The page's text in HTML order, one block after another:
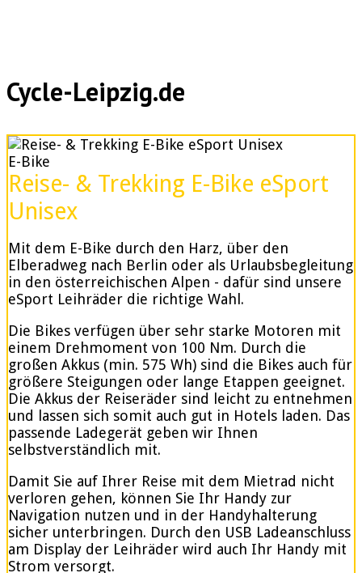
Cycle-Leipzig.de
E-Bike
Reise- & Trekking E-Bike eSport
Unisex
Mit dem E-Bike durch den Harz, über den
Elberadweg nach Berlin oder als Urlaubsbegleitung
in den österreichischen Alpen - dafür sind unsere
eSport Leihräder die richtige Wahl.
Die Bikes verfügen über sehr starke Motoren mit
einem Drehmoment von 100 Nm. Durch die
großen Akkus (min. 575 Wh) sind die Bikes auch für
größere Steigungen oder lange Etappen geeignet.
Die Akkus der Reiseräder sind leicht zu entnehmen
und lassen sich somit auch gut in Hotels laden. Das
passende Ladegerät geben wir Ihnen
selbstverständlich mit.
Damit Sie auf Ihrer Reise mit dem Mietrad nicht
verloren gehen, können Sie Ihr Handy zur
Navigation nutzen und in der Handyhalterung
sicher unterbringen. Durch den USB Ladeanschluss
am Display der Leihräder wird auch Ihr Handy mit
Strom versorgt.